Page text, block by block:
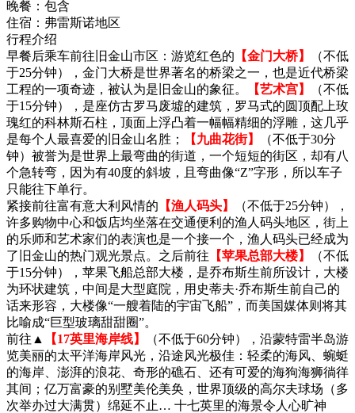
晚餐： 包含
住宿： 弗雷斯诺地区
行程介绍
早餐后乘车前往旧金山市区：游览红色的 【金门大桥】
（不低
于25分钟），金门大桥是世界著名的桥梁之一，也是近代桥梁
工程的一项奇迹，被认为是旧金山的象征。
【艺术宫】
（不低
于15分钟），是座仿古罗马废墟的建筑，罗马式的圆顶配上玫
瑰红的科林斯石柱，顶面上浮凸着一幅幅精细的浮雕，这几乎
是每个人最喜爱的旧金山名胜；
【九曲花街】
（不低于30分
钟）被誉为是世界上最弯曲的街道，一个短短的街区，却有八
个急转弯，因为有40度的斜坡，且弯曲像“Z”字形，所以车子
只能往下单行。
紧接前往富有意大利风情的 【渔人码头】
（不低于25分钟），
许多购物中心和饭店均坐落在交通便利的渔人码头地区，街上
的乐师和艺术家们的表演也是一个接一个，渔人码头已经成为
了旧金山的热门观光景点。之后前往 【苹果总部大楼】
（不低
于15分钟），苹果飞船总部大楼，是乔布斯生前所设计，大楼
为环状建筑，中间是大型庭院，用史蒂夫·乔布斯生前自己的
话来形容，大楼像“一艘着陆的宇宙飞船”，而美国媒体则将其
比喻成“巨型玻璃甜甜圈”。
前往▲
【17英里海岸线】
（不低于60分钟），沿蒙特雷半岛游
览美丽的太平洋海岸风光，沿途风光极佳：轻柔的海风、蜿蜓
的海岸、澎湃的浪花、奇形的礁石、还有可爱的海狗海狮徜徉
其间；亿万富豪的别墅美伦美奂，世界顶级的高尔夫球场（多
次举办过大满贯）绵延不止… 十七英里的海景令人心旷神